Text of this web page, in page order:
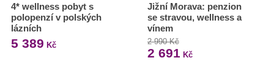
4* wellness pobyt s
polopenzí v polských
lázních
5 389 Kč
Jižní Morava: penzion
se stravou, wellness a
vínem
2 990 Kč
2 691 Kč